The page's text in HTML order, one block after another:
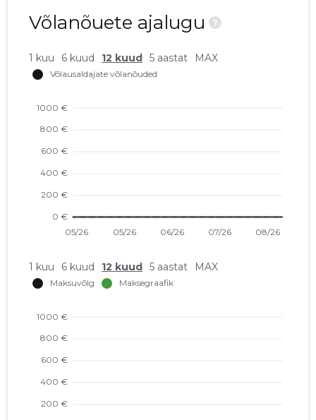
Võlanõuete ajalugu
?
1 kuu 6 kuud 12 kuud 5 aastat MAX
1 kuu 6 kuud 12 kuud 5 aastat MAX